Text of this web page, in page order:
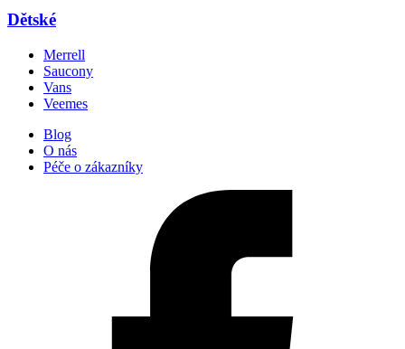
Dětské
Merrell
Saucony
Vans
Veemes
Blog
O nás
Péče o zákazníky